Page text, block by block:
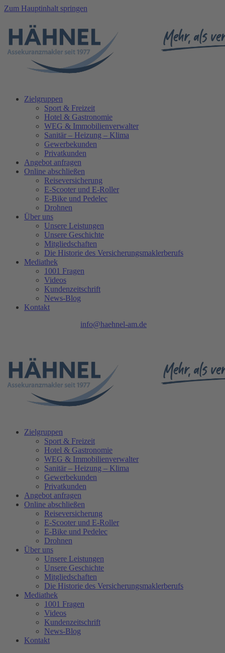
Zum Hauptinhalt springen
Zielgruppen
Sport & Freizeit
Hotel & Gastronomie
WEG & Immobilienverwalter
Sanitär – Heizung – Klima
Gewerbekunden
Privatkunden
Angebot anfragen
Online abschließen
Reiseversicherung
E-Scooter und E-Roller
E-Bike und Pedelec
Drohnen
Über uns
Unsere Leistungen
Unsere Geschichte
Mitgliedschaften
Die Historie des Versicherungsmaklerberufs
Mediathek
1001 Fragen
Videos
Kundenzeitschrift
News-Blog
Kontakt
info@haehnel-am.de
Zielgruppen
Sport & Freizeit
Hotel & Gastronomie
WEG & Immobilienverwalter
Sanitär – Heizung – Klima
Gewerbekunden
Privatkunden
Angebot anfragen
Online abschließen
Reiseversicherung
E-Scooter und E-Roller
E-Bike und Pedelec
Drohnen
Über uns
Unsere Leistungen
Unsere Geschichte
Mitgliedschaften
Die Historie des Versicherungsmaklerberufs
Mediathek
1001 Fragen
Videos
Kundenzeitschrift
News-Blog
Kontakt